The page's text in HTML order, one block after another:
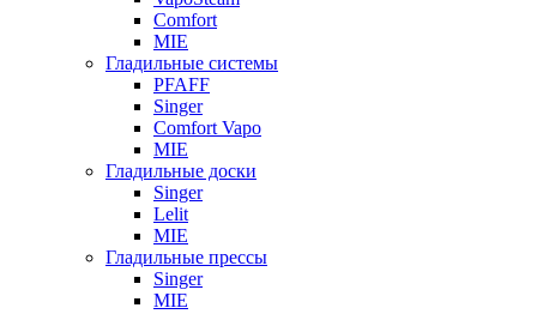
Comfort
MIE
Гладильные системы
PFAFF
Singer
Comfort Vapo
MIE
Гладильные доски
Singer
Lelit
MIE
Гладильные прессы
Singer
MIE